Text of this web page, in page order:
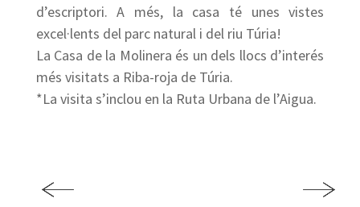
d’escriptori. A més, la casa té unes vistes
excel·lents del parc natural i del riu Túria!
La Casa de la Molinera és un dels llocs d’interés
més visitats a Riba-roja de Túria.
*La visita s’inclou en la Ruta Urbana de l’Aigua.